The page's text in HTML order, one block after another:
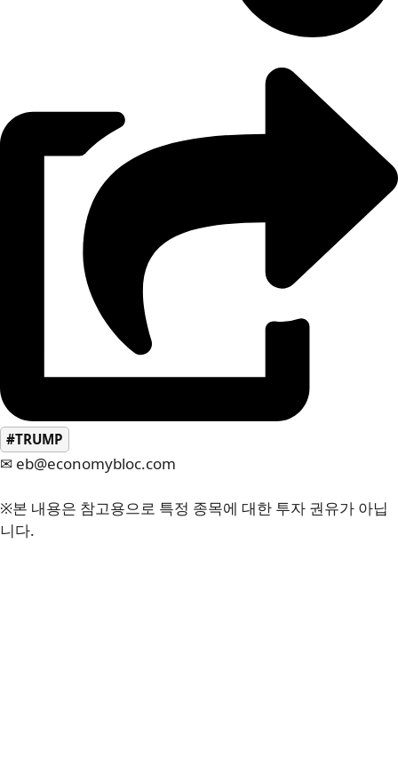
#TRUMP
✉ eb@economybloc.com
※본 내용은 참고용으로 특정 종목에 대한 투자 권유가 아닙
니다.